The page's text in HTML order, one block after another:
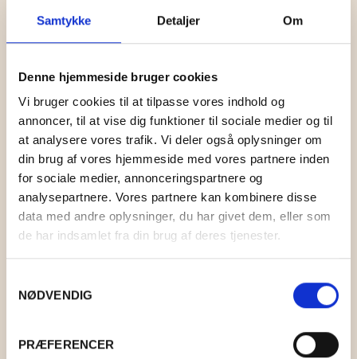
Samtykke Detaljer Om
Denne hjemmeside bruger cookies
Vi bruger cookies til at tilpasse vores indhold og
annoncer, til at vise dig funktioner til sociale medier og til
at analysere vores trafik. Vi deler også oplysninger om
din brug af vores hjemmeside med vores partnere inden
for sociale medier, annonceringspartnere og
analysepartnere. Vores partnere kan kombinere disse
data med andre oplysninger, du har givet dem, eller som
de har indsamlet fra din brug af deres tjenester.
NØDVENDIG
PRÆFERENCER
KR.40,00